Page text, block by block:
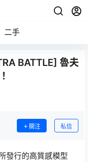
二手
BATTLE] 魯夫
關注 私信
發行的高質感模型